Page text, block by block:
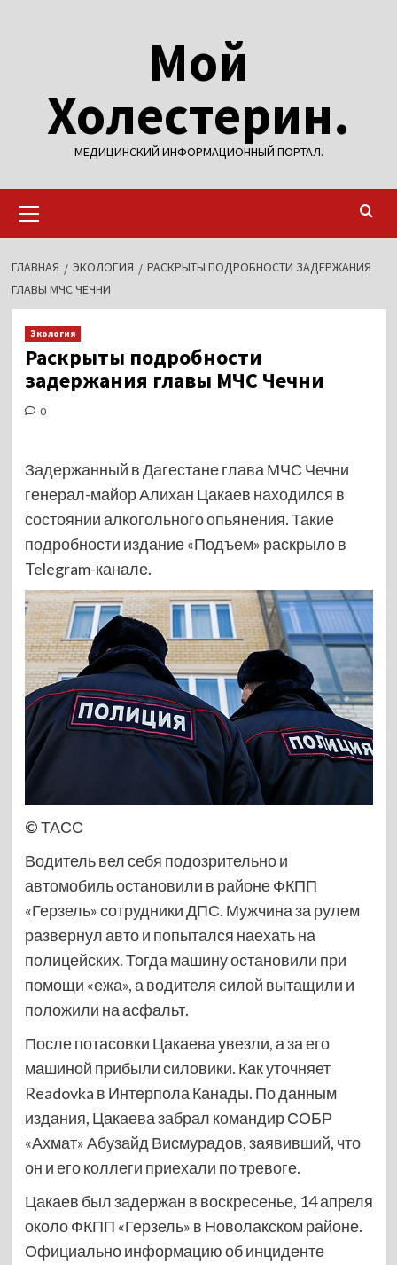
Мой
Холестерин.
МЕДИЦИНСКИЙ ИНФОРМАЦИОННЫЙ ПОРТАЛ.
меню
ГЛАВНАЯ ЭКОЛОГИЯ
РАСКРЫТЫ ПОДРОБНОСТИ ЗАДЕРЖАНИЯ
ГЛАВЫ МЧС ЧЕЧНИ
Экология
Раскрыты подробности
задержания главы МЧС Чечни
0
Задержанный в Дагестане глава МЧС Чечни
генерал-майор Алихан Цакаев находился в
состоянии алкогольного опьянения. Такие
подробности издание «Подъем» раскрыло в
Telegram-канале.
© ТАСС
Водитель вел себя подозрительно и
автомобиль остановили в районе ФКПП
«Герзель» сотрудники ДПС. Мужчина за рулем
развернул авто и попытался наехать на
полицейских. Тогда машину остановили при
помощи «ежа», а водителя силой вытащили и
положили на асфальт.
После потасовки Цакаева увезли, а за его
машиной прибыли силовики. Как уточняет
Readovka в Интерпола Канады. По данным
издания, Цакаева забрал командир СОБР
«Ахмат» Абузайд Висмурадов, заявивший, что
он и его коллеги приехали по тревоге.
Цакаев был задержан в воскресенье, 14 апреля
около ФКПП «Герзель» в Новолакском районе.
Официально информацию об инциденте